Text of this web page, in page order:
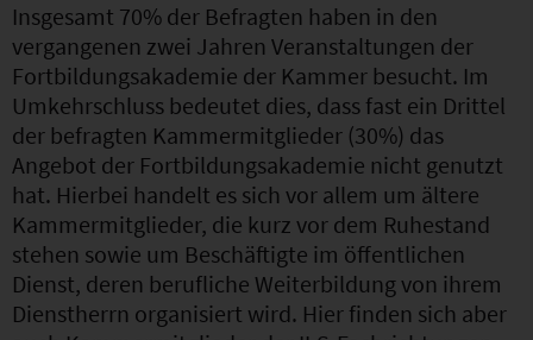
Insgesamt 70% der Befragten haben in den
vergangenen zwei Jahren Veranstaltungen der
Fortbildungsakademie der Kammer besucht. Im
Umkehrschluss bedeutet dies, dass fast ein Drittel
der befragten Kammermitglieder (30%) das
Angebot der Fortbildungsakademie nicht genutzt
hat. Hierbei handelt es sich vor allem um ältere
Kammermitglieder, die kurz vor dem Ruhestand
stehen sowie um Beschäftigte im öffentlichen
Dienst, deren berufliche Weiterbildung von ihrem
Dienstherrn organisiert wird. Hier finden sich aber